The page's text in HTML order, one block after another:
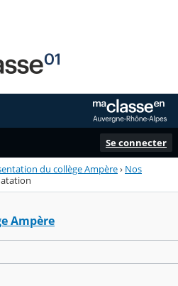
Se connecter
du collège Ampère› Nos
Ampère